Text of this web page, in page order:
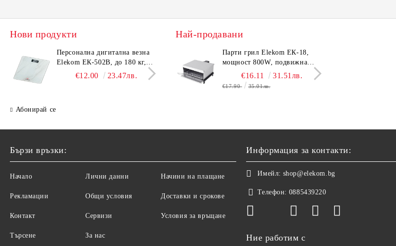
Нови продукти
Персонална дигитална везна
Elekom ЕК-502B, до 180 кг,
LCD дисплей, Темперирано
€12.00 23.47лв.
Електронен кантар Elekom
EK-403А, до 180 кг, LCD
дисплей, Темперирано стъкло
- 6.0 мм, Размери 30x30x2.4
€10.50 20.54лв.
Абонирай се
Най-продавани
Парти грил Elekom ЕК-18,
мощност 800W, подвижна
тавичка, медно покритие на
реотана
€16.11 31.51лв.
€17.90 35.01лв.
Бързи връзки:
Начало
Рекламации
Контакт
Търсене
Лични данни
Общи условия
Сервизи
За нас
Начини на плащане
Доставки и срокове
Условия за връщане
Информация за контакти:
Имейл: shop@elekom.bg
Телефон: 0885439220
Ние работим с